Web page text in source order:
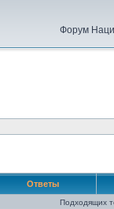
Форум
Ответы
Подходящих